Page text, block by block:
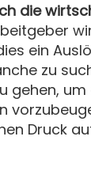
die
ein
zu
gehen,
Druck